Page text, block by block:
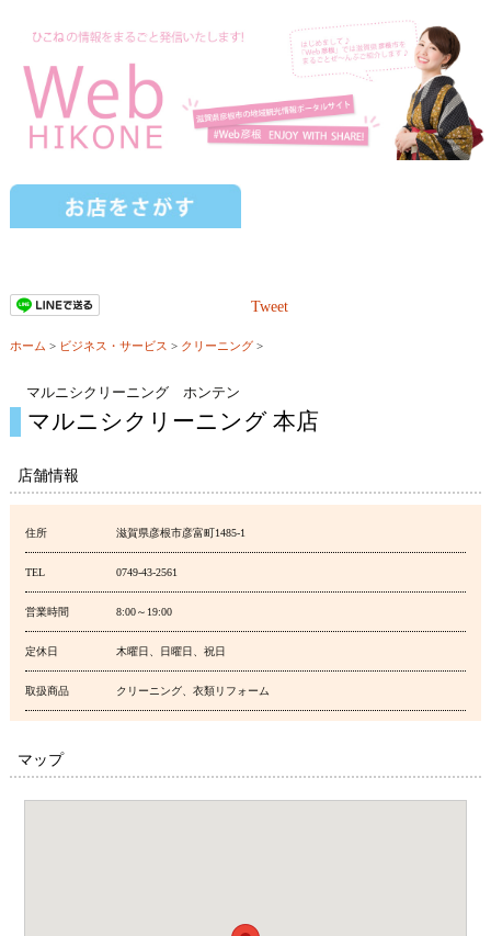
Tweet
ホーム > ビジネス・サービス > クリーニング>
マルニシクリーニング ホンテン
マルニシクリーニング 本店
店舗情報
住所 滋賀県彦根市彦富町1485-1
TEL 0749-43-2561
営業時間 8:00～19:00
定休日 木曜日、日曜日、祝日
取扱商品 クリーニング、衣類リフォーム
マップ